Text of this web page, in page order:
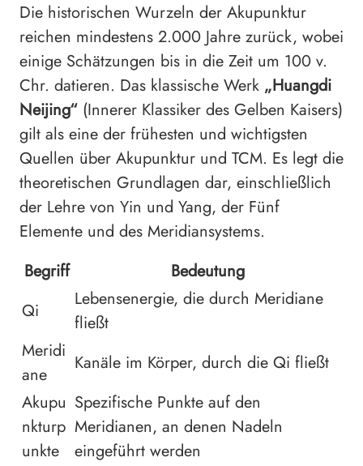
Die historischen Wurzeln der Akupunktur
reichen mindestens 2.000 Jahre zurück, wobei
einige Schätzungen bis in die Zeit um 100 v.
Chr. datieren. Das klassische Werk „Huangdi
Neijing“ (Innerer Klassiker des Gelben Kaisers)
gilt als eine der frühesten und wichtigsten
Quellen über Akupunktur und TCM. Es legt die
theoretischen Grundlagen dar, einschließlich
der Lehre von Yin und Yang, der Fünf
Elemente und des Meridiansystems.
Begriff
Bedeutung
Qi
Lebensenergie, die durch Meridiane
fließt
Meridi
ane
Kanäle im Körper, durch die Qi fließt
Akupu
nkturp
unkte
Spezifische Punkte auf den
Meridianen, an denen Nadeln
eingeführt werden